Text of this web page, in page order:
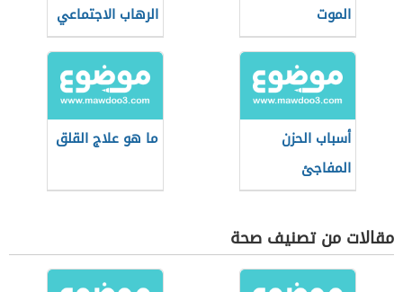
الموت
الرهاب الاجتماعي
أسباب الحزن
المفاجئ
ما هو علاج القلق
مقالات من تصنيف صحة